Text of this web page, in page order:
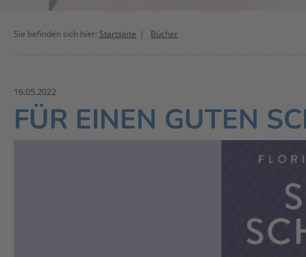
Sie befinden sich hier: Startseite Bücher
16.05.2022
FÜR EINEN GUTEN